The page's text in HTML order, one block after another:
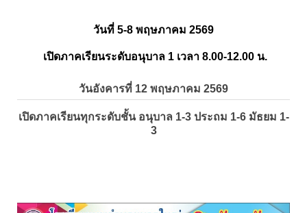
วันที่ 5-8 พฤษภาคม 2569
เปิดภาคเรียนระดับอนุบาล 1 เวลา 8.00-12.00 น.
วันอังคารที่ 12 พฤษภาคม 2569
เปิดภาคเรียนทุกระดับชั้น อนุบาล 1-3 ประถม 1-6 มัธยม 1-
3